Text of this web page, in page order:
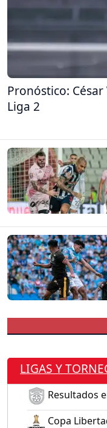
Pronóstico:
Liga 2
LIGAS Y
Resultados
Copa